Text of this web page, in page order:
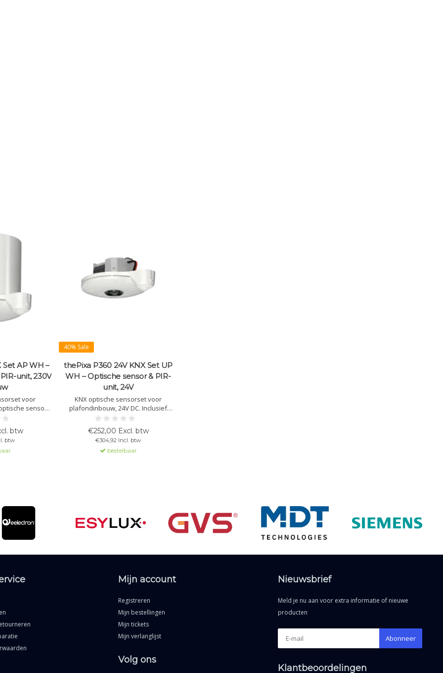
Set AP WH –
unit, 230V
voor
sensor,
Rechthoekig
en
btw
btw
40% Sale
thePixa P360 24V KNX Set UP
WH – Optische sensor & PIR-
unit, 24V
KNX optische sensorset voor
plafondinbouw, 24V DC. Inclusief
optische sensor en PIR-unit.
Rechthoekig detectiebereik, licht- en
aanwezigheidsregeling,
temperatuursensor.
€252,00 Excl. btw
€304,92 Incl. btw
bestelbaar
Mijn account
Registreren
Mijn bestellingen
Mijn tickets
Mijn verlanglijst
Volg ons
Nieuwsbrief
Meld je nu aan voor extra informatie of nieuwe
producten
Abonneer
Klantbeoordelingen